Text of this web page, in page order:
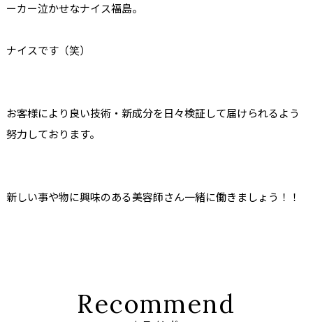
ーカー泣かせなナイス福島。
ナイスです（笑）
お客様により良い技術・新成分を日々検証して届けられるよう
努力しております。
新しい事や物に興味のある美容師さん一緒に働きましょう！！
Recommend